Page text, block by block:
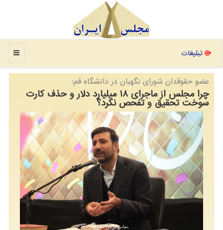
منو تبلیغات
عضو حقوقدان شورای نگهبان در دانشگاه قم:
چرا مجلس از ماجرای ۱۸ میلیارد دلار و حذف كارت
سوخت تحقیق و تفحص نكرد؟